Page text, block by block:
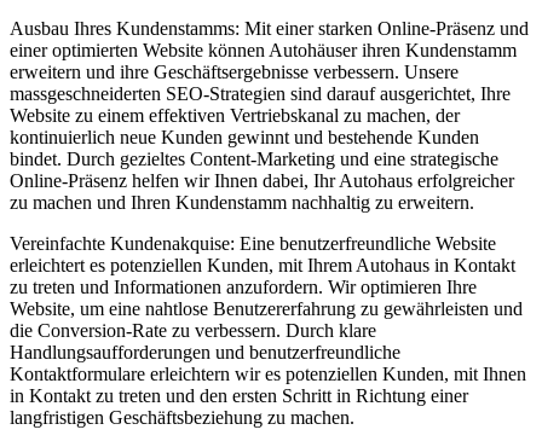
Ausbau Ihres Kundenstamms: Mit einer starken Online-Präsenz und
einer optimierten Website können Autohäuser ihren Kundenstamm
erweitern und ihre Geschäftsergebnisse verbessern. Unsere
massgeschneiderten SEO-Strategien sind darauf ausgerichtet, Ihre
Website zu einem effektiven Vertriebskanal zu machen, der
kontinuierlich neue Kunden gewinnt und bestehende Kunden
bindet. Durch gezieltes Content-Marketing und eine strategische
Online-Präsenz helfen wir Ihnen dabei, Ihr Autohaus erfolgreicher
zu machen und Ihren Kundenstamm nachhaltig zu erweitern.
Vereinfachte Kundenakquise: Eine benutzerfreundliche Website
erleichtert es potenziellen Kunden, mit Ihrem Autohaus in Kontakt
zu treten und Informationen anzufordern. Wir optimieren Ihre
Website, um eine nahtlose Benutzererfahrung zu gewährleisten und
die Conversion-Rate zu verbessern. Durch klare
Handlungsaufforderungen und benutzerfreundliche
Kontaktformulare erleichtern wir es potenziellen Kunden, mit Ihnen
in Kontakt zu treten und den ersten Schritt in Richtung einer
langfristigen Geschäftsbeziehung zu machen.